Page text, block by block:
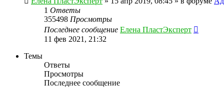
1 Ответы
355498 Просмотры
Последнее сообщение Елена ПластЭксперт
11 фев 2021, 21:32
Темы
Ответы
Просмотры
Последнее сообщение